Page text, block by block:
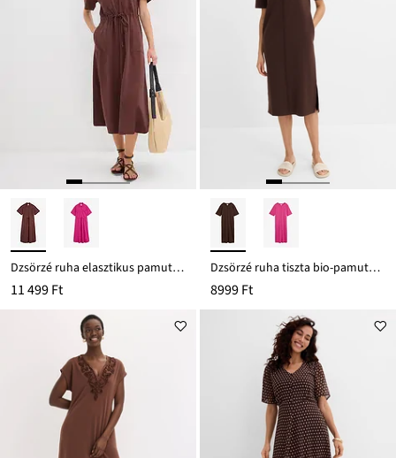
Dzsörzé ruha elasztikus pamutból
11 499 Ft
Dzsörzé ruha tiszta bio-pamutból
8999 Ft